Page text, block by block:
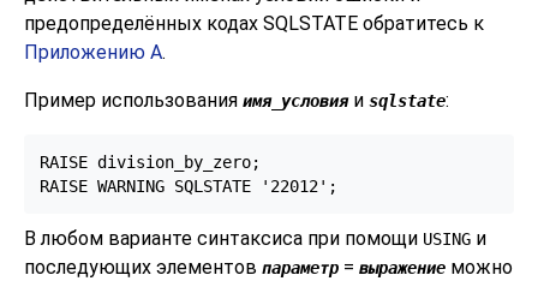
предопределённых кодах SQLSTATE обратитесь к
Приложению A.
Пример использования имя_условияи sqlstate:
RAISE division_by_zero;
RAISE WARNING SQLSTATE '22012';
В любом варианте синтаксиса при помощи USING и
последующих элементов параметр = выражение можно